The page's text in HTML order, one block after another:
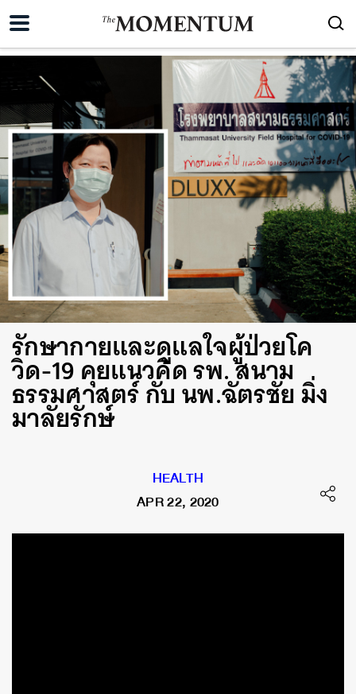
รักษากายและดูแลใจผู้ป่วยโค
วิด-19 คุยแนวคิด รพ. สนาม
ธรรมศาสตร์ กับ นพ.ฉัตรชัย มิ่ง
มาลัยรักษ์
HEALTH
APR 22, 2020